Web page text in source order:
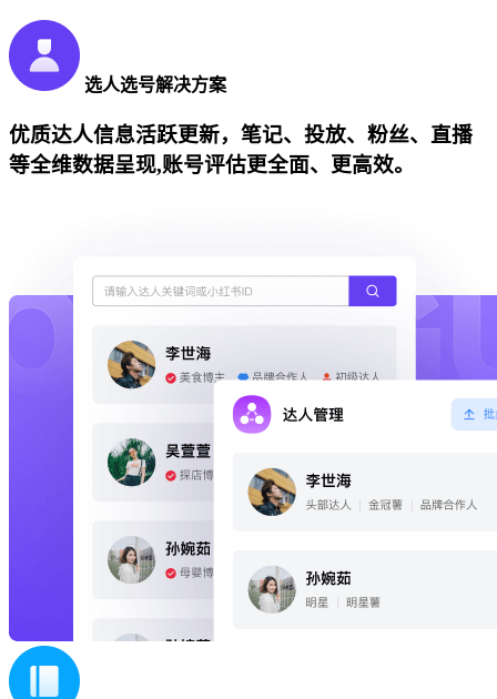
选人选号解决方案
优质达人信息活跃更新，笔记、投放、粉丝、直播
等全维数据呈现,账号评估更全面、更高效。